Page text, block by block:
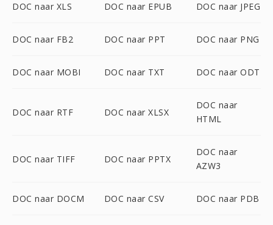
DOC naar XLS DOC naar EPUB DOC naar JPEG
DOC naar FB2 DOC naar PPT DOC naar PNG
DOC naar MOBI DOC naar TXT DOC naar ODT
DOC naar RTF DOC naar XLSX
DOC naar
HTML
DOC naar TIFF DOC naar PPTX
DOC naar
AZW3
DOC naar DOCM DOC naar CSV DOC naar PDB